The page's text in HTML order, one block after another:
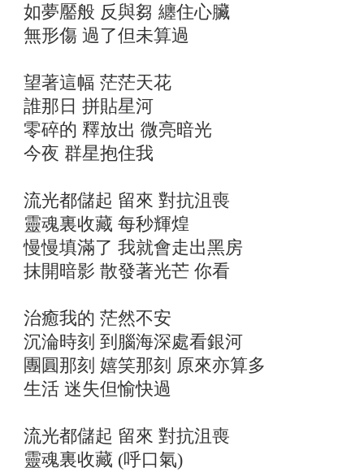
如夢靨般 反與芻 纏住心臟
無形傷 過了但未算過
望著這幅 茫茫天花
誰那日 拼貼星河
零碎的 釋放出 微亮暗光
今夜 群星抱住我
流光都儲起 留來 對抗沮喪
靈魂裏收藏 每秒輝煌
慢慢填滿了 我就會走出黑房
抹開暗影 散發著光芒 你看
治癒我的 茫然不安
沉淪時刻 到腦海深處看銀河
團圓那刻 嬉笑那刻 原來亦算多
生活 迷失但愉快過
流光都儲起 留來 對抗沮喪
靈魂裏收藏 (呼口氣)